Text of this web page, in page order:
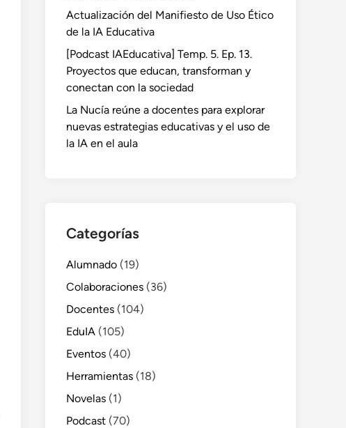
Actualización del Manifiesto de Uso Ético
de la IA Educativa
[Podcast IAEducativa] Temp. 5. Ep. 13.
Proyectos que educan, transforman y
conectan con la sociedad
La Nucía reúne a docentes para explorar
nuevas estrategias educativas y el uso de
la IA en el aula
Categorías
Alumnado (19)
Colaboraciones (36)
Docentes (104)
EduIA (105)
Eventos (40)
Herramientas (18)
Novelas (1)
Podcast (70)